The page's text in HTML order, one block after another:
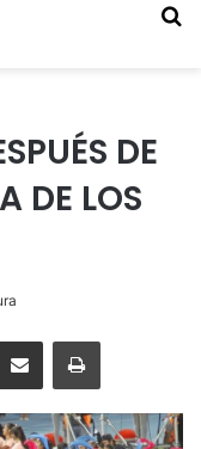
DE
DE LOS
Enviar vía email Imprimir